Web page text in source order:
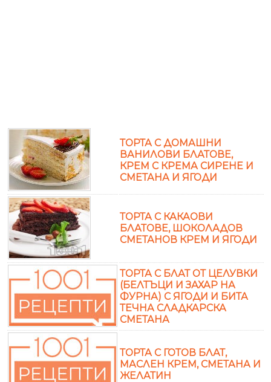
ТОРТА С ДОМАШНИ
ВАНИЛОВИ БЛАТОВЕ,
КРЕМ С КРЕМА СИРЕНЕ И
СМЕТАНА И ЯГОДИ
ТОРТА С КАКАОВИ
БЛАТОВЕ, ШОКОЛАДОВ
СМЕТАНОВ КРЕМ И ЯГОДИ
ТОРТА С БЛАТ ОТ ЦЕЛУВКИ
(БЕЛТЪЦИ И ЗАХАР НА
ФУРНА) С ЯГОДИ И БИТА
ТЕЧНА СЛАДКАРСКА
СМЕТАНА
ТОРТА С ГОТОВ БЛАТ,
МАСЛЕН КРЕМ, СМЕТАНА И
ЖЕЛАТИН